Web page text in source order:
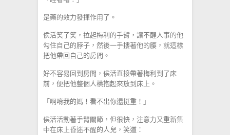
是藥的效力發揮作用了。
侯活笑了笑，拉起梅利的手臂，讓不醒人事的他
勾住自己的脖子，然後一手摟著他的腰，就這樣
把他帶回自己的房間。
好不容易回到房間，侯活直接帶著梅利到了床
前，便把他整個人橫抱起來放到床上。
「啊唷我的媽！看不出你還挺重！」
侯活活動著手臂關節，但很快，注意力又重新集
中在床上昏迷不醒的人兒，笑道：